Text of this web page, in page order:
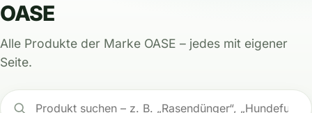
OASE
Alle Produkte der Marke OASE – jedes mit eigener
Seite.